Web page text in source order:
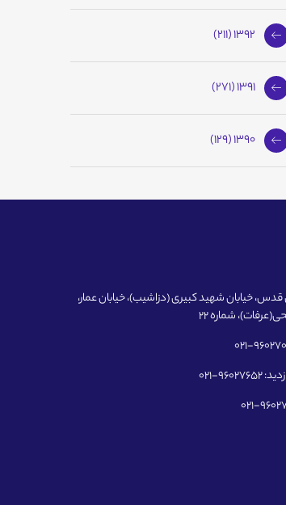
1392 (211)
1391 (271)
1390 (129)
قدس، خیابان شهید کبیری (دزاشیب)، خیابان عمار،
شماره 22
021